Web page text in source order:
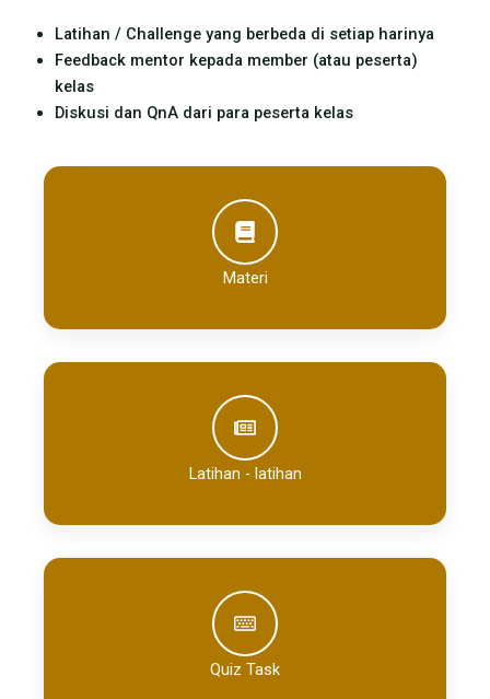
Latihan / Challenge yang berbeda di setiap harinya
Feedback mentor kepada member (atau peserta)
kelas
Diskusi dan QnA dari para peserta kelas
Materi
Latihan - latihan
Quiz Task